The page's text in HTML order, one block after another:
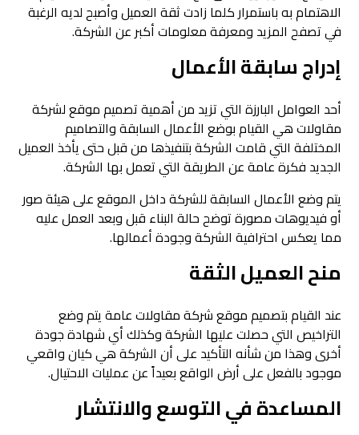
الاهتمام به باستمرار كلما زادت ثقة العميل وأصبح لديه الرغبة
في تصفح المزيد ومعرفة معلومات أكبر عن الشركة.
إدراج سابقة الأعمال
أحد العوامل البارزة التي تزيد من أهمية تصميم موقع لشركة
مقاولات هي القيام بوضع الأعمال السابقة والتصاميم
المختلفة التي قامت الشركة بتنفيذها من قبل حتى يأخذ العميل
الجديد فكرة عامة عن الطريقة التي تعمل بها الشركة.
يتم وضع الأعمال السابقة للشركة داخل الموقع على هيئة صور
أو فيديوهات مصورة توضح حالة البناء قبل وبعد العمل عليه
مما يعكس احترافية الشركة وجودة أعمالها.
منح العميل الثقة
عند القيام بتصميم موقع شركة مقاولات عامة يتم وضع
التراخيص التي حصلت عليها الشركة وكذلك أي شهادة جودة
أخرى وهذا من شأنه التأكيد على أن الشركة هي كيان واقعي
موجود بالفعل على أرض الواقع بعيداً عن عمليات الاحتيال.
المساعدة في التوسع والانتشار